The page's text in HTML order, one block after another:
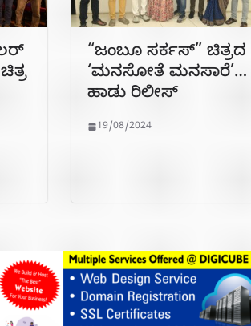
“ಜಂಬೂ ಸರ್ಕಸ್” ಚಿತ್ರದ
‘ಮನಸೋತೆ ಮನಸಾರೆ’…
ಹಾಡು ರಿಲೀಸ್
19/08/2024